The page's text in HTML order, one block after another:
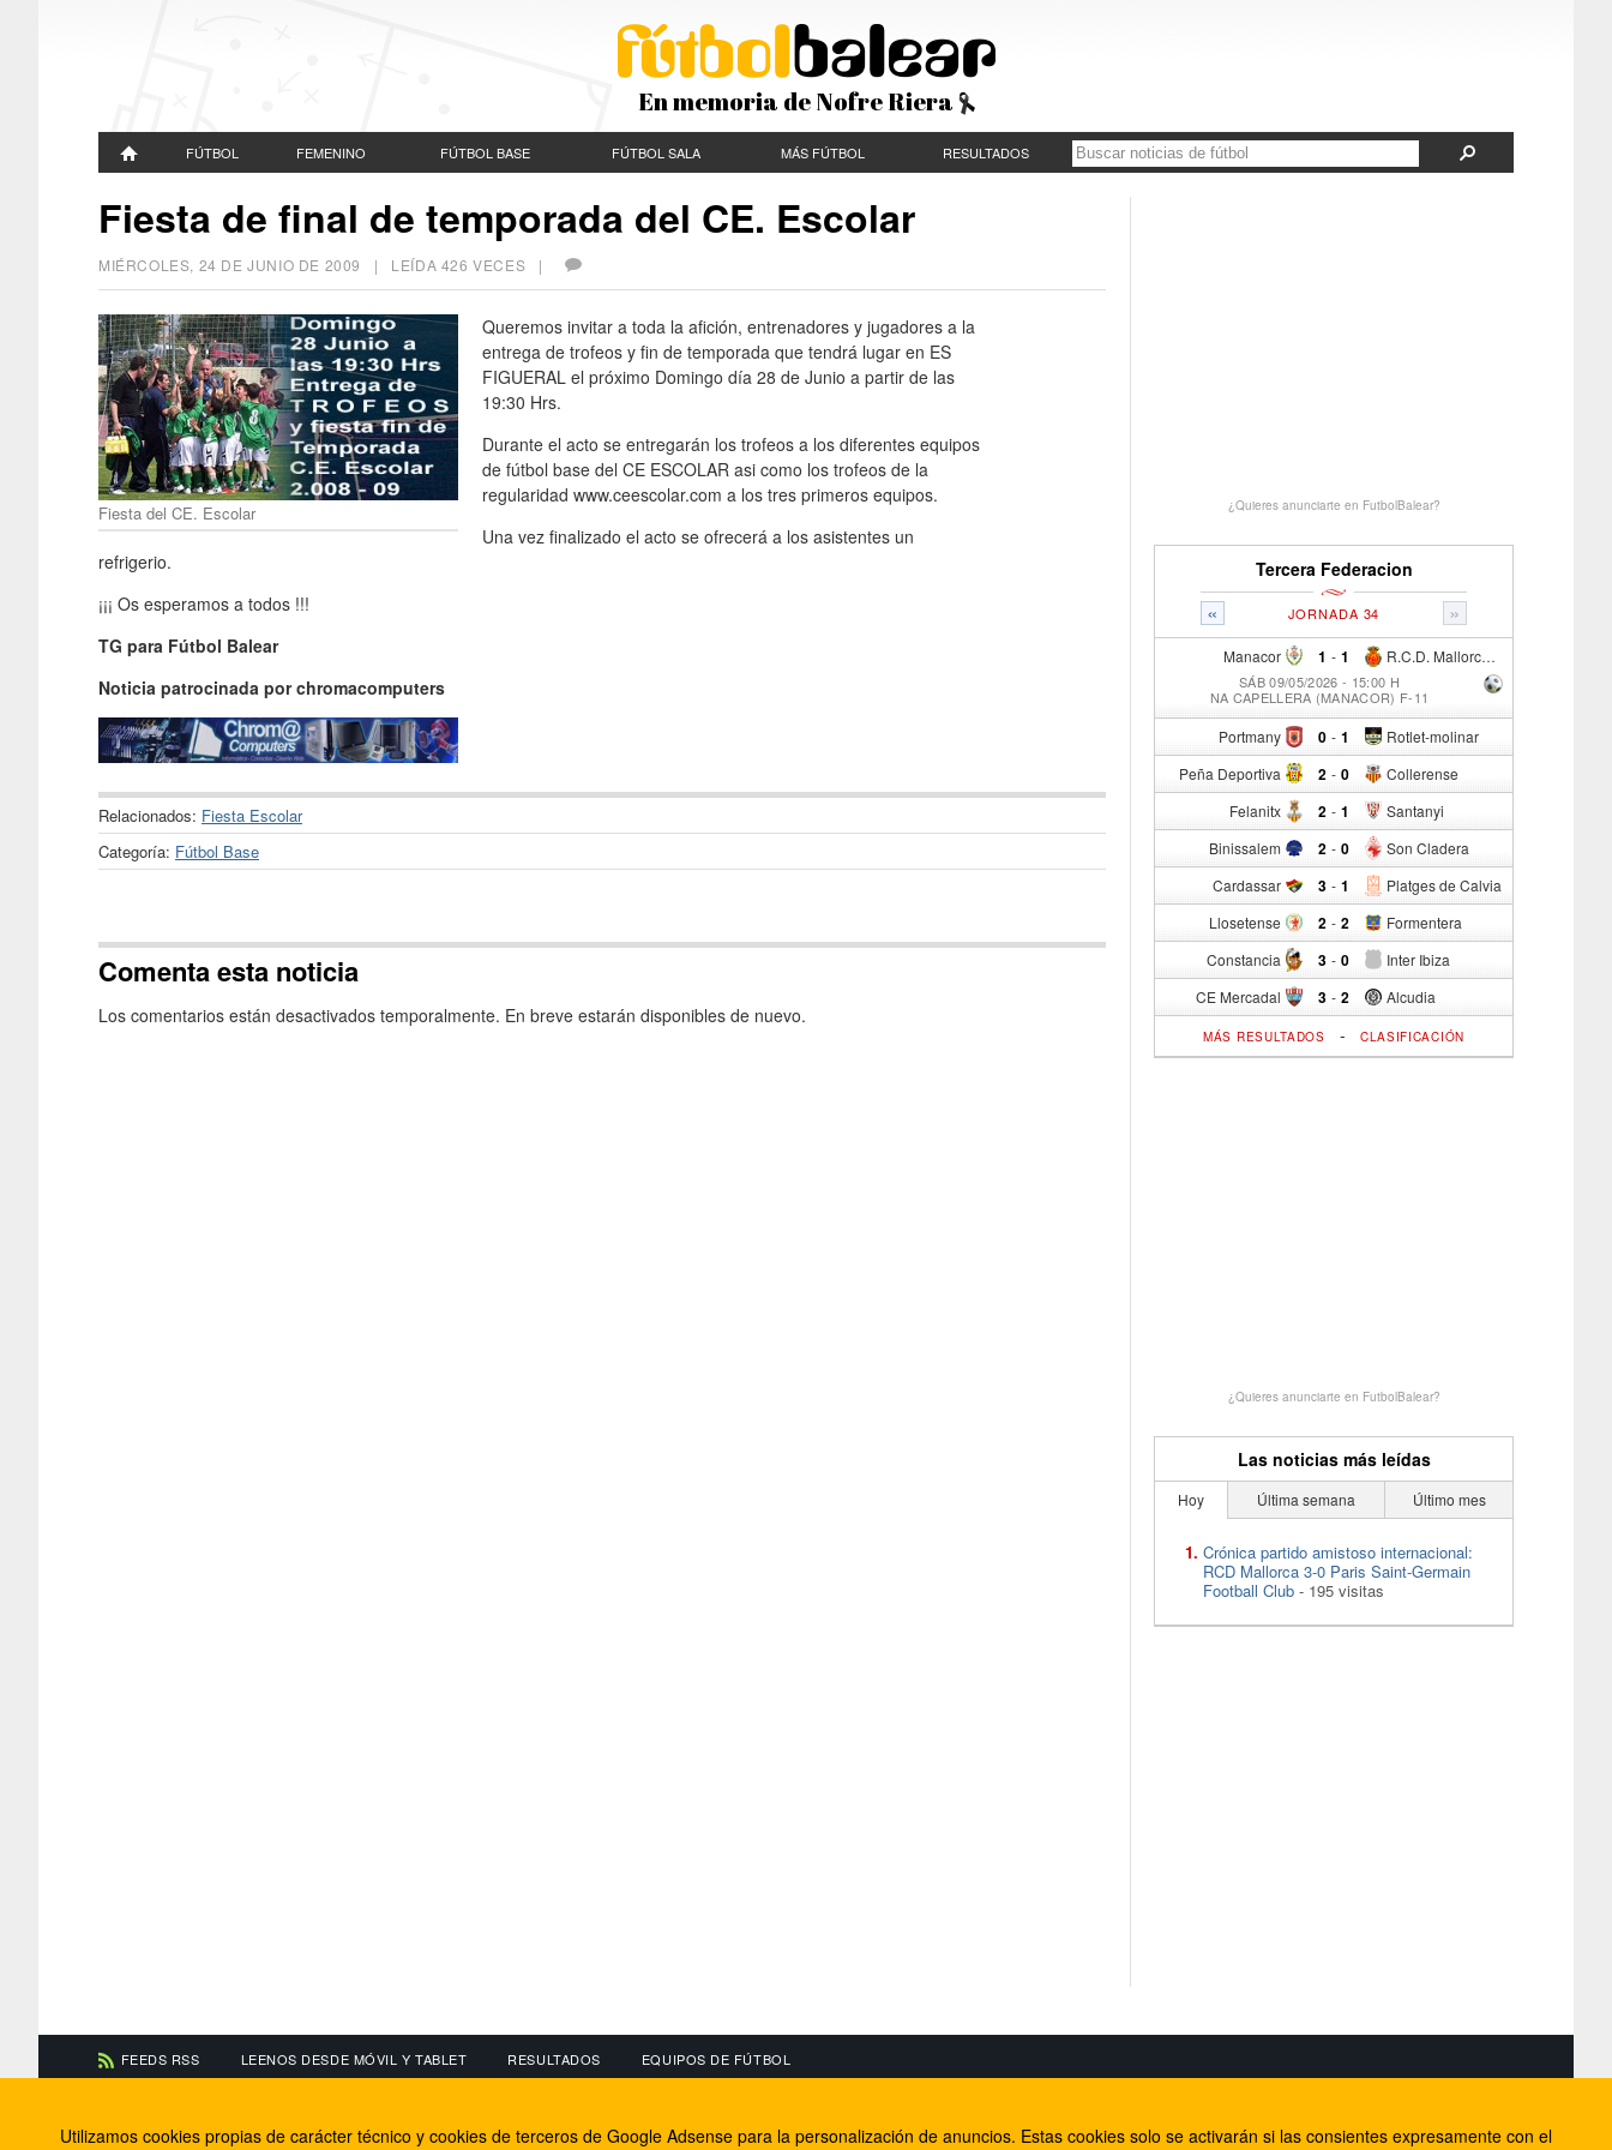
En memoria de Nofre Riera
FÚTBOL FEMENINO FÚTBOL BASE FÚTBOL SALA MÁS FÚTBOL RESULTADOS
Fiesta de final de temporada del CE. Escolar
MIÉRCOLES, 24 DE JUNIO DE 2009 | LEÍDA 426 VECES |
Fiesta del CE. Escolar
Queremos invitar a toda la afición, entrenadores y jugadores a la
entrega de trofeos y fin de temporada que tendrá lugar en ES
FIGUERAL el próximo Domingo día 28 de Junio a partir de las
19:30 Hrs.
Durante el acto se entregarán los trofeos a los diferentes equipos
de fútbol base del CE ESCOLAR asi como los trofeos de la
regularidad www.ceescolar.com a los tres primeros equipos.
Una vez finalizado el acto se ofrecerá a los asistentes un
refrigerio.
¡¡¡ Os esperamos a todos !!!
TG para Fútbol Balear
Noticia patrocinada por chromacomputers
Relacionados: Fiesta Escolar
Categoría: Fútbol Base
Comenta esta noticia
Los comentarios están desactivados temporalmente. En breve estarán disponibles de nuevo.
¿Quieres anunciarte en FutbolBalear?
Tercera Federacion
« »
JORNADA 34
Manacor 1 - R.C.D. Mallorca Sad "B"
1
SÁB 09/05/2026 - 15:00 H
NA CAPELLERA (MANACOR) F-11
Portmany 0 - Rotlet-molinar
1
Peña Deportiva 2 - Collerense
0
Felanitx 2 - Santanyi
1
Binissalem 2 - Son Cladera
0
Cardassar 3 - Platges de Calvia
1
Llosetense 2 - Formentera
2
Constancia 3 - Inter Ibiza
0
CE Mercadal 3 - Alcudia
2
MÁS RESULTADOS - CLASIFICACIÓN
¿Quieres anunciarte en FutbolBalear?
Las noticias más leídas
Hoy Última semana Último mes
Crónica partido amistoso internacional:
RCD Mallorca 3-0 Paris Saint-Germain
Football Club - 195 visitas
FEEDS RSS LEENOS DESDE MÓVIL Y TABLET RESULTADOS EQUIPOS DE FÚTBOL
Información de contacto
El equipo de FútbolBalear
Facebook
Internet Rural Mallorca
Utilizamos cookies propias de carácter técnico y cookies de terceros de Google Adsense para la personalización de anuncios. Estas cookies solo se activarán si las consientes expresamente con el